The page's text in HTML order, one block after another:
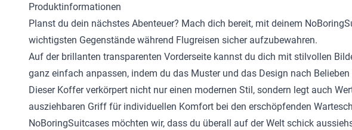
Produktinformationen
Planst du dein nächstes Abenteuer? Mach dich bereit, mit deinem
wichtigsten Gegenstände während Flugreisen sicher aufzubewahren.
Auf der brillanten transparenten Vorderseite kannst du dich mit stilvollen
ganz einfach anpassen, indem du das Muster und das Design nach Belieben
Dieser Koffer verkörpert nicht nur einen modernen Stil, sondern legt auch
ausziehbaren Griff für individuellen Komfort bei den erschöpfenden
NoBoringSuitcases möchten wir, dass du überall auf der Welt schick